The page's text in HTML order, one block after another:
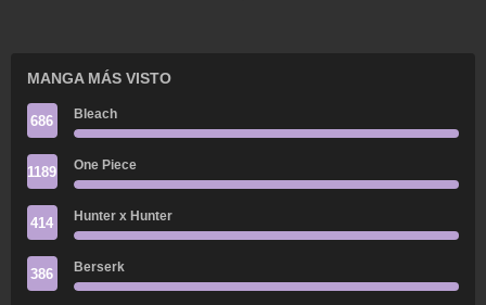
MANGA MÁS VISTO
686 Bleach
1189 One Piece
414 Hunter x Hunter
386 Berserk